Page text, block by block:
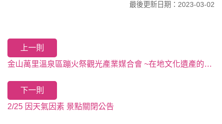
最後更新日期：2023-03-02
上一則
金山萬里溫泉區蹦火祭觀光產業媒合會 ~在地文化遺產的新視覺饗宴~
下一則
2/25 因天氣因素 景點關閉公告